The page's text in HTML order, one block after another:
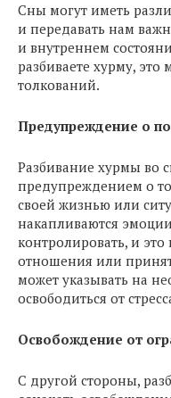
Сны могут иметь
и передавать нам
и внутреннем
разбиваете хурму, это
толкований.
Предупреждение о
Разбивание хурмы во
предупреждением о
своей жизнью или
накапливаются
контролировать, и
отношения или
может указывать на
освободиться от
Освобождение от
С другой стороны,